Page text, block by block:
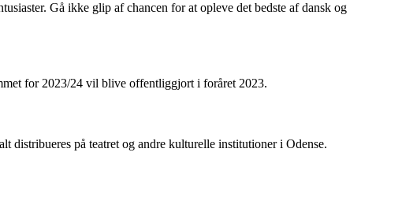
Gå ikke glip af chancen for at opleve det bedste af dansk og
for 2023/24 vil blive offentliggjort i foråret 2023.
distribueres på teatret og andre kulturelle institutioner i Odense.